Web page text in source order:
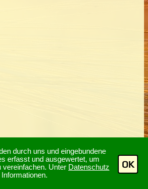
durch uns und eingebundene
erfasst und ausgewertet, um
vereinfachen. Unter Datenschutz
OK